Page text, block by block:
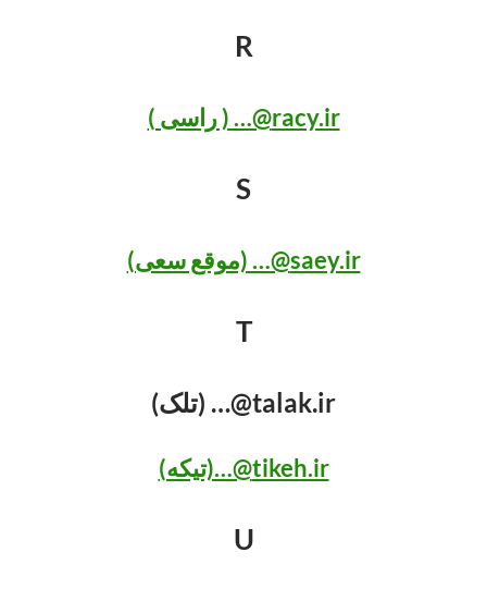
R
racy.ir@… ( راسی )
S
saey.ir@… (موقع سعی)
T
talak.ir@… (تلک)
tikeh.ir@…(تیکه)
U